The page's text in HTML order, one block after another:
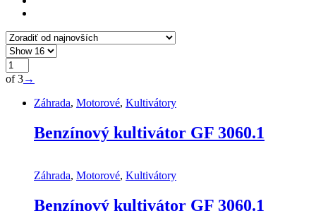
of 3→
Záhrada, Motorové, Kultivátory
Benzínový kultivátor GF 3060.1
Záhrada, Motorové, Kultivátory
Benzínový kultivátor GF 3060.1